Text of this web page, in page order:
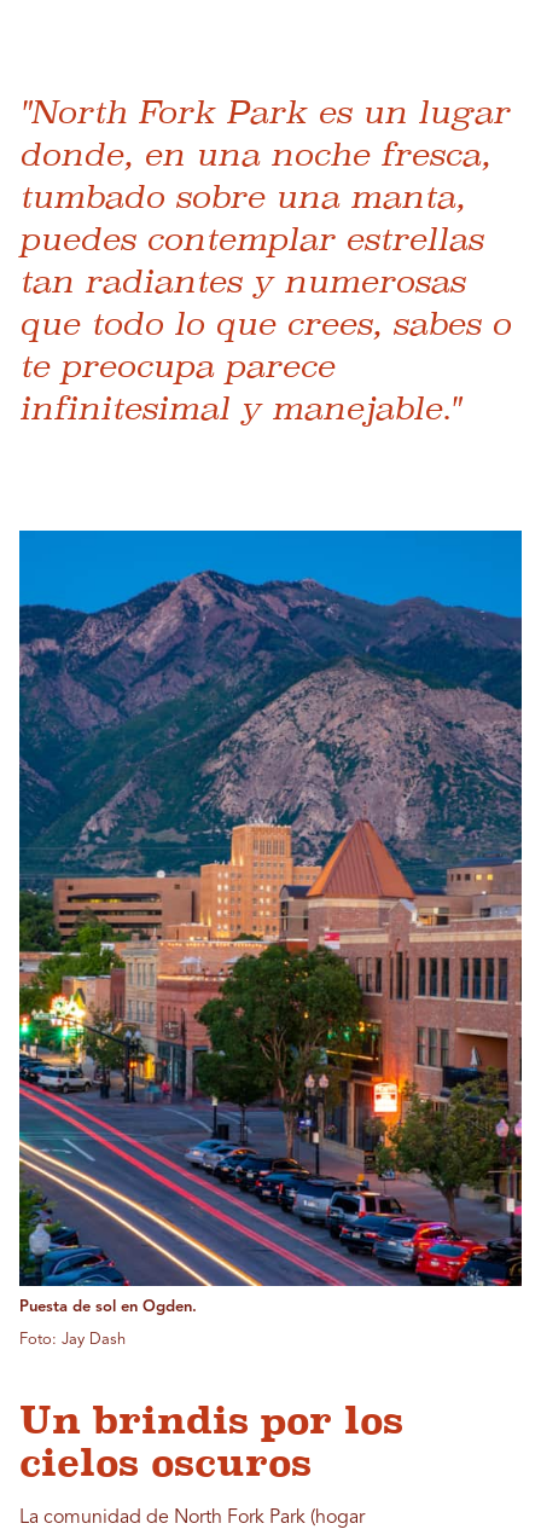
"North Fork Park es un lugar
donde, en una noche fresca,
tumbado sobre una manta,
puedes contemplar estrellas
tan radiantes y numerosas
que todo lo que crees, sabes o
te preocupa parece
infinitesimal y manejable."
Puesta de sol en Ogden.
Foto: Jay Dash
Un brindis por los
cielos oscuros
La comunidad de North Fork Park (hogar